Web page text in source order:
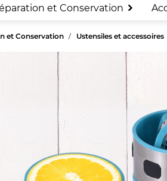
et Conservation
et Conservation Ustensiles et accessoires